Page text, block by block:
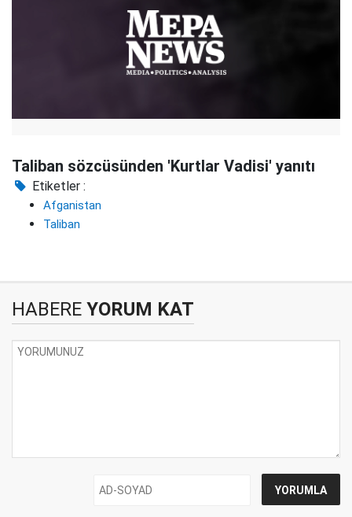
Taliban sözcüsünden 'Kurtlar Vadisi' yanıtı
Etiketler :
Afganistan
Taliban
HABERE YORUM KAT